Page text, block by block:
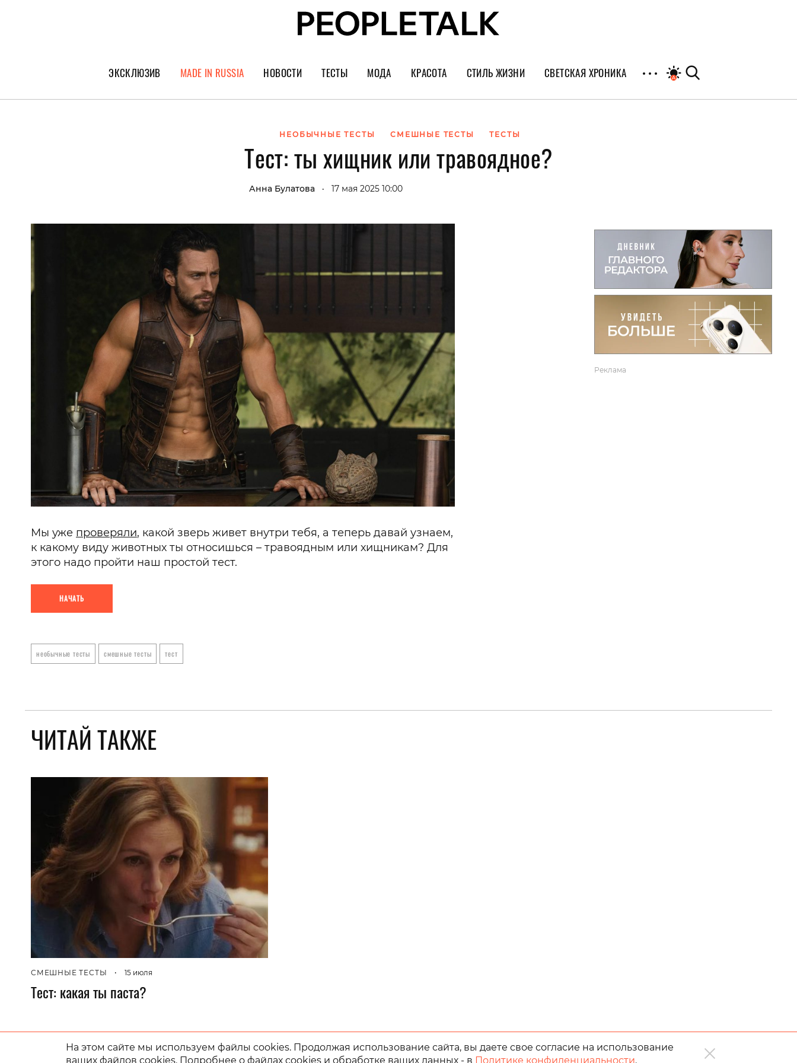
ЭКСКЛЮЗИВ
ГЕРОИ PEOPLETALK
MADE IN RUSSIA НОВОСТИ ТЕСТЫ МОДА
Тренды
Украшения и часы
КРАСОТА
Уход за лицом
Парфюм
СТИЛЬ ЖИЗНИ
Культура
Еда и рестораны
Путешествия
СВЕТСКАЯ ХРОНИКА
НЕОБЫЧНЫЕ ТЕСТЫ СМЕШНЫЕ ТЕСТЫ ТЕСТЫ
Тест: ты хищник или травоядное?
Анна Булатова • 17 мая 2025 10:00
Мы уже проверяли, какой зверь живет внутри тебя, а теперь давай узнаем,
к какому виду животных ты относишься – травоядным или хищникам? Для
этого надо пройти наш простой тест.
НАЧАТЬ
необычные тесты смешные тесты тест
Реклама
ЧИТАЙ ТАКЖЕ
СМЕШНЫЕ ТЕСТЫ • 15 июля
Тест: какая ты паста?
На этом сайте мы используем файлы cookies. Продолжая использование сайта, вы даете свое согласие на использование
ваших файлов cookies. Подробнее о файлах cookies и обработке ваших данных - в Политике конфиденциальности.